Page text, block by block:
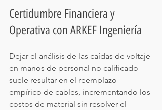
Certidumbre Financiera y
Operativa con ARKEF Ingeniería
Dejar el análisis de las caídas de voltaje
en manos de personal no calificado
suele resultar en el reemplazo
empírico de cables, incrementando los
costos de material sin resolver el